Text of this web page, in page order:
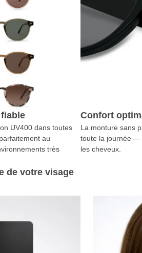
UV400 dans toutes
au
très
Confort
La monture sans
toute la journée —
les cheveux.
de votre visage